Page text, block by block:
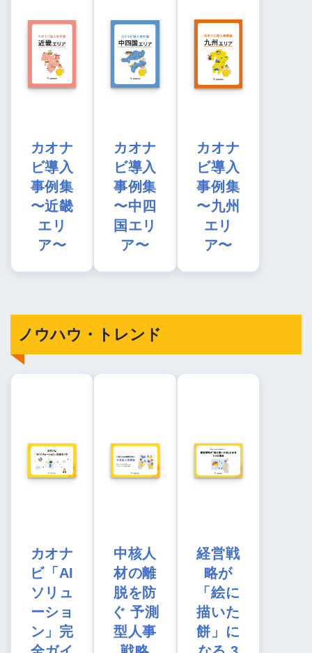
カオナ
ビ導入
事例集
〜近畿
エリ
ア〜
カオナ
ビ導入
事例集
〜中四
国エリ
ア〜
カオナ
ビ導入
事例集
〜九州
エリ
ア〜
ノウハウ・トレンド
カオナ
ビ「AI
ソリュ
ーショ
ン」完
中核人
材の離
脱を防
ぐ 予測
型人事
経営戦
略が
「絵に
描いた
餅」に